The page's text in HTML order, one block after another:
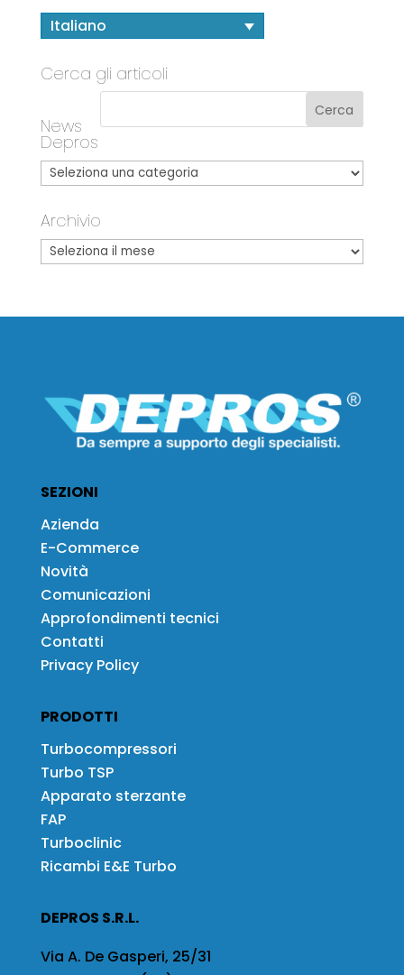
Italiano
Cerca gli articoli
News
Depros
Archivio
SEZIONI
Azienda
E-Commerce
Novità
Comunicazioni
Approfondimenti tecnici
Contatti
Privacy Policy
PRODOTTI
Turbocompressori
Turbo TSP
Apparato sterzante
FAP
Turboclinic
Ricambi E&E Turbo
DEPROS S.R.L.
Via A. De Gasperi, 25/31